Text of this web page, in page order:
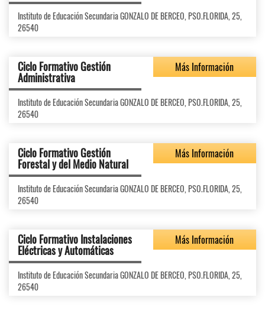
Instituto de Educación Secundaria GONZALO DE BERCEO, PSO.FLORIDA, 25,
26540
Ciclo Formativo Gestión
Administrativa
Más Información
Instituto de Educación Secundaria GONZALO DE BERCEO, PSO.FLORIDA, 25,
26540
Ciclo Formativo Gestión
Forestal y del Medio Natural
Más Información
Instituto de Educación Secundaria GONZALO DE BERCEO, PSO.FLORIDA, 25,
26540
Ciclo Formativo Instalaciones
Eléctricas y Automáticas
Más Información
Instituto de Educación Secundaria GONZALO DE BERCEO, PSO.FLORIDA, 25,
26540